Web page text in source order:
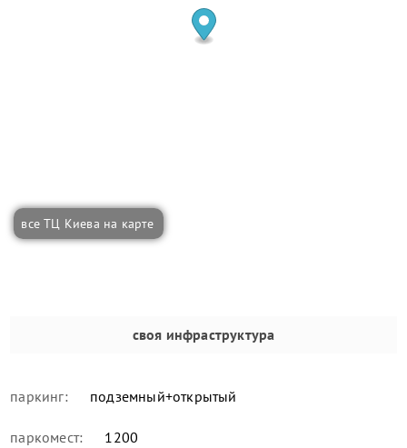
все ТЦ Киева на карте
своя инфраструктура
паркинг: подземный+открытый
паркомест: 1200